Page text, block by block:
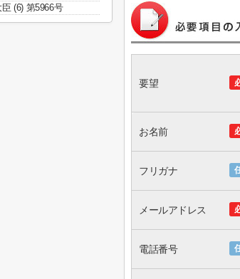
要望
お名前
フリガナ
メールアドレス
電話番号
(6) 第5966号